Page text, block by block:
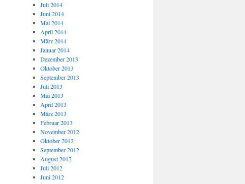
Juli 2014
Juni 2014
Mai 2014
April 2014
März 2014
Januar 2014
Dezember 2013
Oktober 2013
September 2013
Juli 2013
Mai 2013
April 2013
März 2013
Februar 2013
November 2012
Oktober 2012
September 2012
August 2012
Juli 2012
Juni 2012